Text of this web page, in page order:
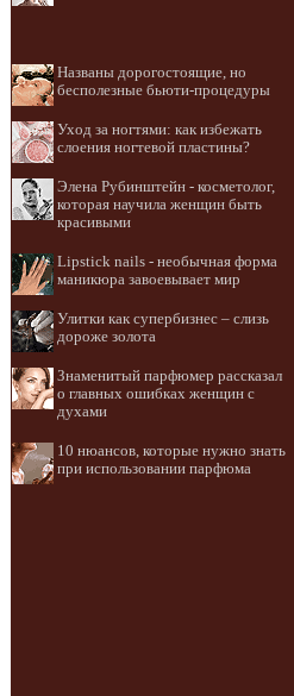
Названы дорогостоящие, но
бесполезные бьюти-процедуры
Уход за ногтями: как избежать
слоения ногтевой пластины?
Элена Рубинштейн - косметолог,
которая научила женщин быть
красивыми
Lipstick nails - необычная форма
маникюра завоевывает мир
Улитки как супербизнес – слизь
дороже золота
Знаменитый парфюмер рассказал
о главных ошибках женщин с
духами
10 нюансов, которые нужно знать
при использовании парфюма